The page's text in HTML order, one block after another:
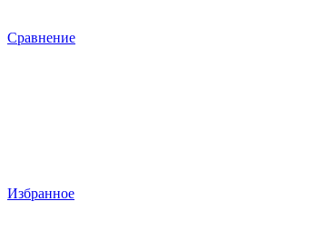
Сравнение
Избранное